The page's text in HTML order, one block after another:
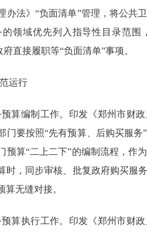
办法》 “负面清单”管理，将公共
领域优先列入指导性目录范围
府直接履职等“负面清单”事项。
运行
算编制工作。印发《郑州市财
门要按照“先有预算、后购买服务”
预算“二上二下”的编制流程，作
时，同步审核、批复政府购买服
无缝对接。
算执行工作。印发《郑州市财